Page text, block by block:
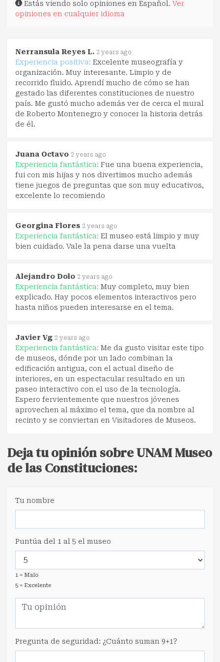
Estás viendo solo opiniones en Español. Ver
opiniones en cualquier idioma
Nerransula Reyes L. 2 years ago
Experiencia positiva: Excelente museografía y
organización. Muy interesante. Limpio y de
recorrido fluido. Aprendí mucho de cómo se han
gestado las diferentes constituciones de nuestro
país. Me gustó mucho además ver de cerca el mural
de Roberto Montenegro y conocer la historia detrás
de él.
Juana Octavo 2 years ago
Experiencia fantástica: Fue una buena experiencia,
fui con mis hijas y nos divertimos mucho además
tiene juegos de preguntas que son muy educativos,
excelente lo recomiendo
Georgina Flores 2 years ago
Experiencia fantástica: El museo está limpio y muy
bien cuidado. Vale la pena darse una vuelta
Alejandro Dolo 2 years ago
Experiencia fantástica: Muy completo, muy bien
explicado. Hay pocos elementos interactivos pero
hasta niños pueden interesarse en el tema.
Javier Vg 2 years ago
Experiencia fantástica: Me da gusto visitar este tipo
de museos, dónde por un lado combinan la
edificación antigua, con el actual diseño de
interiores, en un espectacular resultado en un
paseo interactivo con el uso de la tecnología.
Espero fervientemente que nuestros jóvenes
aprovechen al máximo el tema, que da nombre al
recinto y se conviertan en Visitadores de Museos.
Deja tu opinión sobre UNAM Museo
de las Constituciones:
Tu nombre
Puntúa del 1 al 5 el museo
1 = Malo
5 = Excelente
Pregunta de seguridad: ¿Cuánto suman 9+1?